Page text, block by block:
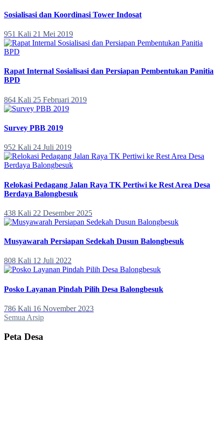
Sosialisasi dan Koordinasi Tower Indosat
951 Kali 21 Mei 2019
Rapat Internal Sosialisasi dan Persiapan Pembentukan Panitia
BPD
864 Kali 25 Februari 2019
Survey PBB 2019
952 Kali 24 Juli 2019
Relokasi Pedagang Jalan Raya TK Pertiwi ke Rest Area Desa
Berdaya Balongbesuk
438 Kali 22 Desember 2025
Musyawarah Persiapan Sedekah Dusun Balongbesuk
808 Kali 12 Juli 2022
Posko Layanan Pindah Pilih Desa Balongbesuk
786 Kali 16 November 2023
Semua Arsip
Peta Desa